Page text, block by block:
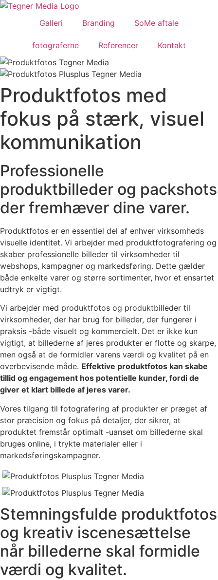
Galleri Branding SoMe aftale
fotograferne Referencer Kontakt
Produktfotos med
fokus på stærk, visuel
kommunikation
Professionelle
produktbilleder og packshots
der fremhæver dine varer.
Produktfotos er en essentiel del af enhver virksomheds
visuelle identitet. Vi arbejder med produktfotografering og
skaber professionelle billeder til virksomheder til
webshops, kampagner og markedsføring. Dette gælder
både enkelte varer og større sortimenter, hvor et ensartet
udtryk er vigtigt.
Vi arbejder med produktfotos og produktbilleder til
virksomheder, der har brug for billeder, der fungerer i
praksis -både visuelt og kommercielt. Det er ikke kun
vigtigt, at billederne af jeres produkter er flotte og skarpe,
men også at de formidler varens værdi og kvalitet på en
overbevisende måde. Effektive produktfotos kan skabe
tillid og engagement hos potentielle kunder, fordi de
giver et klart billede af jeres varer.
Vores tilgang til fotografering af produkter er præget af
stor præcision og fokus på detaljer, der sikrer, at
produktet fremstår optimalt -uanset om billederne skal
bruges online, i trykte materialer eller i
markedsføringskampagner.
Stemningsfulde produktfotos
og kreativ iscenesættelse
når billederne skal formidle
værdi og kvalitet.